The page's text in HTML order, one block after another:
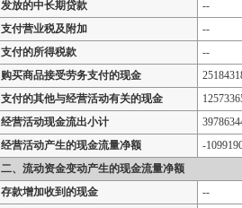
发放的中长期贷款
--
支付营业税及附加
--
支付的所得税款
--
购买商品接受劳务支付的现金
支付的其他与经营活动有关的现金
经营活动现金流出小计
经营活动产生的现金流量净额
-
二、流动资金变动产生的现金流量净额
存款增加收到的现金
--